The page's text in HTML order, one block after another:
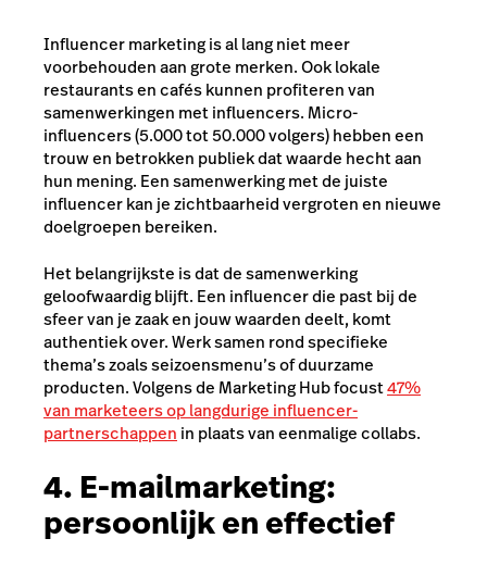
Influencer marketing is al lang niet meer
voorbehouden aan grote merken. Ook lokale
restaurants en cafés kunnen profiteren van
samenwerkingen met influencers. Micro-
influencers (5.000 tot 50.000 volgers) hebben een
trouw en betrokken publiek dat waarde hecht aan
hun mening. Een samenwerking met de juiste
influencer kan je zichtbaarheid vergroten en nieuwe
doelgroepen bereiken.
Het belangrijkste is dat de samenwerking
geloofwaardig blijft. Een influencer die past bij de
sfeer van je zaak en jouw waarden deelt, komt
authentiek over. Werk samen rond specifieke
thema’s zoals seizoensmenu’s of duurzame
producten. Volgens de Marketing Hub focust47%
van marketeers op langdurige influencer-
partnerschappen in plaats van eenmalige collabs.
4. E-mailmarketing:
persoonlijk en effectief